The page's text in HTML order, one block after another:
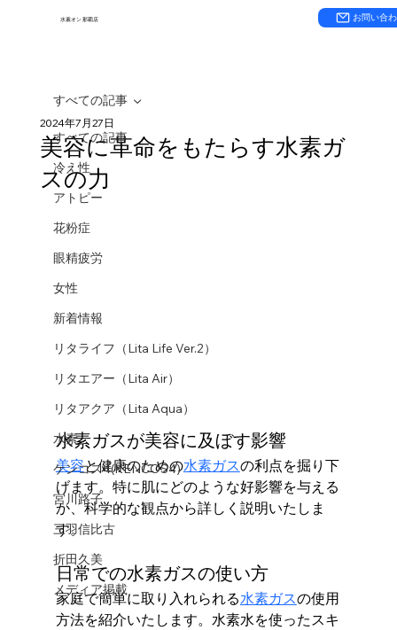
水素オン 那覇店 お問い合
すべての記事
冷え性
アトピー
花粉症
眼精疲労
女性
新着情報
リタライフ（Lita Life Ver.2）
リタエアー（Lita Air）
リタアクア（Lita Aqua）
水素
ケンコス4(KENCOS4)
宮川路子
三羽信比古
折田久美
メディア掲載
すべての記事
美容に革命をもたらす水素ガ
スの力
2024年7月27日
水素ガスが美容に及ぼす影響
美容と健康のための水素ガスの利点を掘り下
げます。特に肌にどのような好影響を与える
か、科学的な観点から詳しく説明いたしま
す。
日常での水素ガスの使い方
家庭で簡単に取り入れられる水素ガスの使用
方法を紹介いたします。水素水を使ったスキ